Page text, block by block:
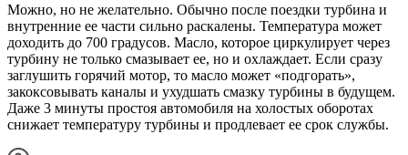
Можно, но не желательно. Обычно после поездки турбина и
внутренние ее части сильно раскалены. Температура может
доходить до 700 градусов. Масло, которое циркулирует через
турбину не только смазывает ее, но и охлаждает. Если сразу
заглушить горячий мотор, то масло может «подгорать»,
закоксовывать каналы и ухудшать смазку турбины в будущем.
Даже 3 минуты простоя автомобиля на холостых оборотах
снижает температуру турбины и продлевает ее срок службы.